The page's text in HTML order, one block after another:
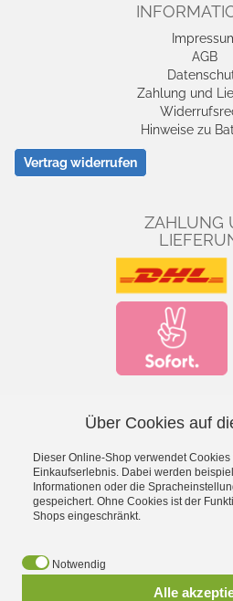
AGB
Zahlung und
Hinweise zu
Vertrag widerrufen
ZAHLUNG
*
- Entdecke die Theo Klein
Bosch Car Service Spielzeug
Steps Magnetpuzzle·Electrolux
Kitchen Spielgeschirr· Fashion
Über Cookies auf
Dieser Online-Shop verwendet
Einkaufserlebnis. Dabei werden
Informationen oder die
gespeichert. Ohne Cookies ist der
Shops eingeschränkt.
Notwendig
Alle